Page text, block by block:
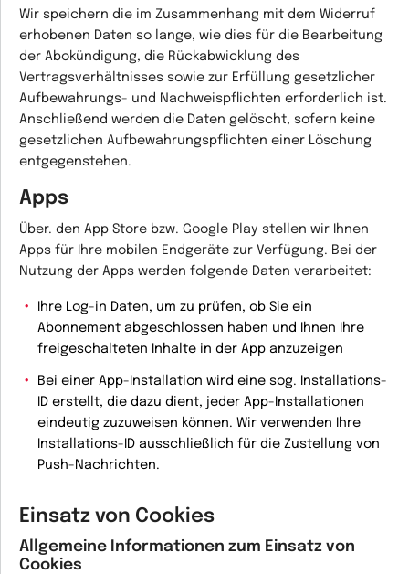
Wir speichern die im Zusammenhang mit dem Widerruf
erhobenen Daten so lange, wie dies für die Bearbeitung
der Abokündigung, die Rückabwicklung des
Vertragsverhältnisses sowie zur Erfüllung gesetzlicher
Aufbewahrungs- und Nachweispflichten erforderlich ist.
Anschließend werden die Daten gelöscht, sofern keine
gesetzlichen Aufbewahrungspflichten einer Löschung
entgegenstehen.
Apps
Über. den App Store bzw. Google Play stellen wir Ihnen
Apps für Ihre mobilen Endgeräte zur Verfügung. Bei der
Nutzung der Apps werden folgende Daten verarbeitet:
Ihre Log-in Daten, um zu prüfen, ob Sie ein
Abonnement abgeschlossen haben und Ihnen Ihre
freigeschalteten Inhalte in der App anzuzeigen
Bei einer App-Installation wird eine sog. Installations-
ID erstellt, die dazu dient, jeder App-Installationen
eindeutig zuzuweisen können. Wir verwenden Ihre
Installations-ID ausschließlich für die Zustellung von
Push-Nachrichten.
Einsatz von Cookies
Allgemeine Informationen zum Einsatz von
Cookies